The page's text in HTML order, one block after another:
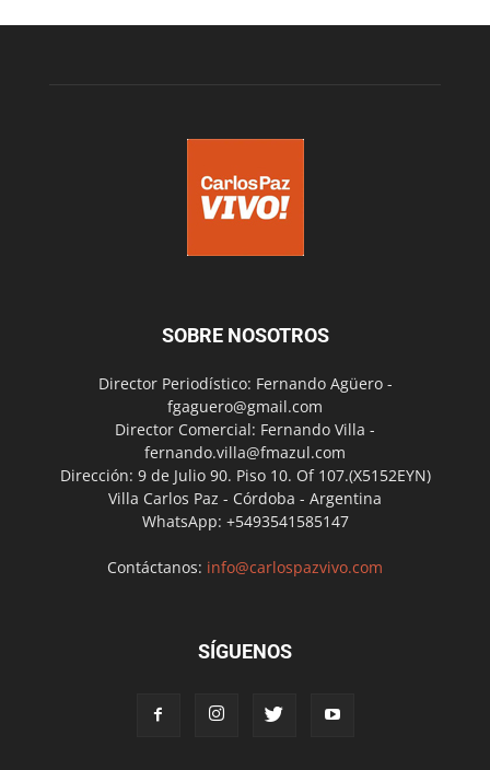
SOBRE NOSOTROS
Director Periodístico: Fernando Agüero -
fgaguero@gmail.com
Director Comercial: Fernando Villa -
fernando.villa@fmazul.com
Dirección: 9 de Julio 90. Piso 10. Of 107.(X5152EYN)
Villa Carlos Paz - Córdoba - Argentina
WhatsApp: +5493541585147
Contáctanos: info@carlospazvivo.com
SÍGUENOS